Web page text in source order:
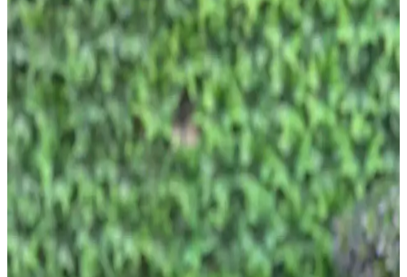
Eski Seramik Karoları Yenileme ve Mutfak
Dolaplarıyla Uyum Sağlama Yöntemleri
Eski seramik karoları değiştirmeden yenileme yöntemleri ve mutfak
dolaplarıyla renk uyumu sağlama teknikleri detaylıca ele
alınmaktadır. Maliyet etkin ve estetik çözümler sunulmaktadır.
Villeroy & Boch La Boule Yemek Takımı: Orijinal
ve Replika Ürünlerin Karşılaştırması
Villeroy & Boch La Boule yemek takımı orijinal ve replika
seçenekleriyle inceleniyor. Kalite, fiyat ve güvenilir satıcılar
açısından karşılaştırmalar yapılarak kullanıcılar için rehber
oluşturuluyor.